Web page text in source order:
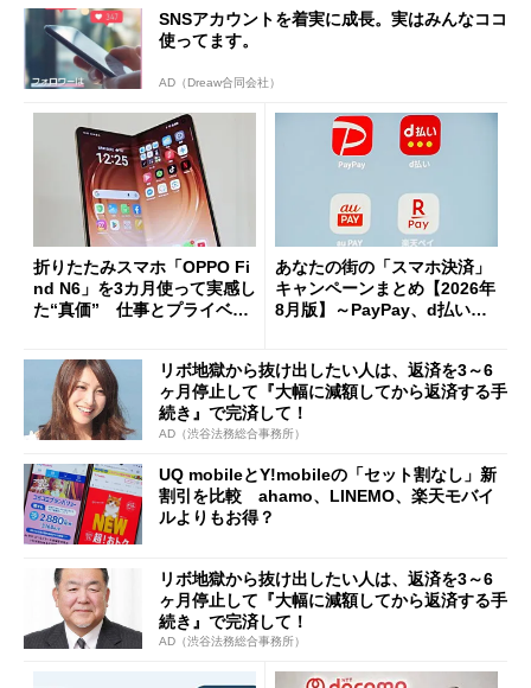
SNSアカウントを着実に成長。実はみんなココ
使ってます。
AD（Dreaw合同会社）
折りたたみスマホ「OPPO Fi
nd N6」を3カ月使って実感し
た“真価” 仕事とプライベー
あなたの街の「スマホ決済」
キャンペーンまとめ【2026年
8月版】～PayPay、d払い、a
リボ地獄から抜け出したい人は、返済を3～6
ヶ月停止して『大幅に減額してから返済する手
続き』で完済して！
AD（渋谷法務総合事務所）
UQ mobileとY!mobileの「セット割なし」新
割引を比較 ahamo、LINEMO、楽天モバイ
ルよりもお得？
リボ地獄から抜け出したい人は、返済を3～6
ヶ月停止して『大幅に減額してから返済する手
続き』で完済して！
AD（渋谷法務総合事務所）